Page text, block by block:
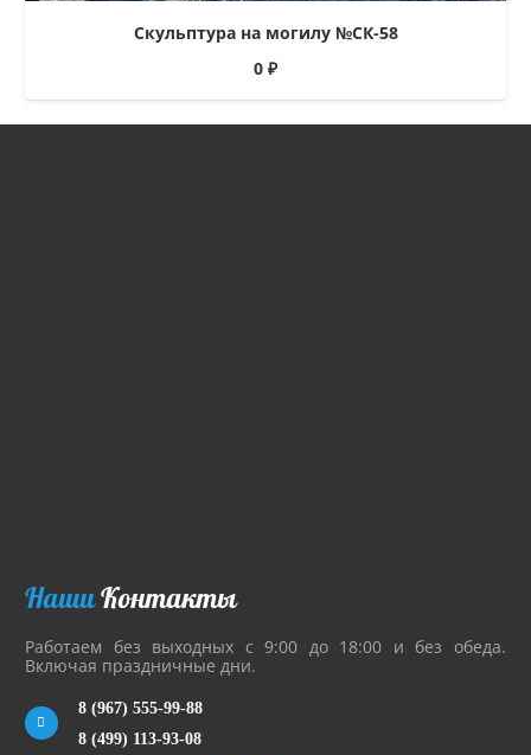
Скульптура на могилу №СК-58
0 ₽
НашиКонтакты
Работаем без выходных с 9:00 до 18:00 и без обеда.
Включая праздничные дни.
8 (967) 555-99-88
8 (499) 113-93-08